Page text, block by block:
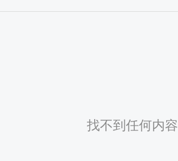
找不到任何内容